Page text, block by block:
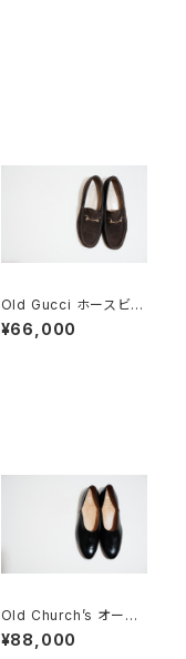
Old Gucci ホースビッ
トローファー 35C スエ
ードDB
¥66,000
Old Church’s オール
ドチャーチ ドクターシュ
ーズ 9.5F
¥88,000